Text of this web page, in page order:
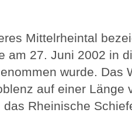
Mittelrheintal
am 27. Juni 2002 in
wurde. Das
auf einer Länge
Rheinische